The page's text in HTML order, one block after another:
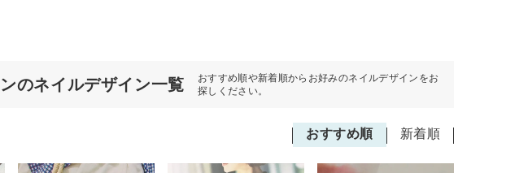
のネイルデザイン一覧
おすすめ順や新着順からお好みのネイルデザインをお
探しください。
おすすめ順 新着順